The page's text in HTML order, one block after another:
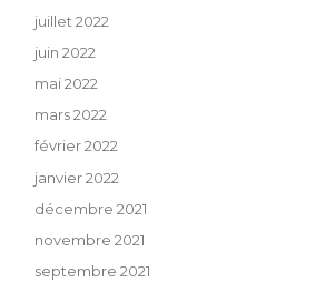
juillet 2022
juin 2022
mai 2022
mars 2022
février 2022
janvier 2022
décembre 2021
novembre 2021
septembre 2021